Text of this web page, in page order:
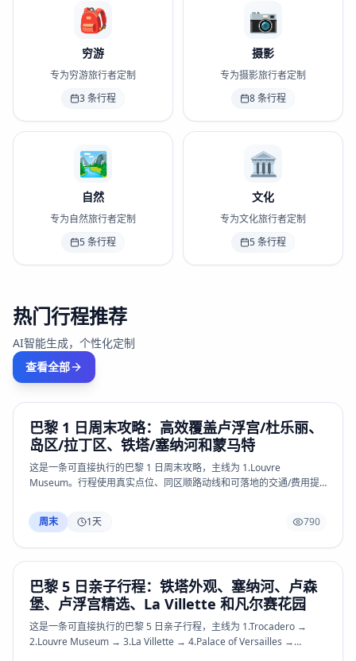
🎒
穷游
专为穷游旅行者定制
3条行程
📷
摄影
专为摄影旅行者定制
8条行程
🏞️
自然
专为自然旅行者定制
5条行程
🏛️
文化
专为文化旅行者定制
5条行程
热门行程推荐
AI智能生成，个性化定制
查看全部
巴黎 1 日周末攻略：高效覆盖卢浮宫/杜乐丽、
岛区/拉丁区、铁塔/塞纳河和蒙马特
这是一条可直接执行的巴黎 1 日周末攻略，主线为 1.Louvre
Museum。行程使用真实点位、同区顺路动线和可落地的交通/费用提
Museum、Tuileries Garden、Palais Royal、Musee d’Orsay、Rodin
Museum、Les Invalides、Ile de la Cite、Notre-Dame、Sainte-
des-Pres、Rue Mouffetard、Le Marais、Centre Pompidou、
Seine quays、Canal Saint-Martin、Marche d’Aligre、Pere
Lachaise、Versailles、La Villette 和 Paris Catacombs 等关键体验；
热门场馆、景区预约、开放时间和小交通以官方页面或现场公告为准。
周末 1天 790
巴黎 5 日亲子行程：铁塔外观、塞纳河、卢森
堡、卢浮宫精选、La Villette 和凡尔赛花园
这是一条可直接执行的巴黎 5 日亲子行程，主线为 1.Trocadero →
2.Louvre Museum → 3.La Villette → 4.Palace of Versailles →